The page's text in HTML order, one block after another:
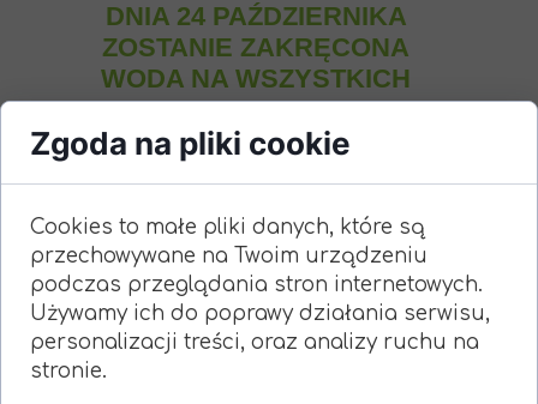
Skontaktuj się z nami
DNIA 24 PAŹDZIERNIKA
ZOSTANIE ZAKRĘCONA
WODA NA WSZYSTKICH
NASZYCH KOLONIACH.
PROSIMY O
PRZYGOTOWANIE I
INSTALACJI WODNEJ NA
OKRES ZIMOWY.
Zgoda na pliki cookie
Cookies to małe pliki danych, które są
przechowywane na Twoim urządzeniu
podczas przeglądania stron internetowych.
Używamy ich do poprawy działania serwisu,
personalizacji treści, oraz analizy ruchu na
stronie.